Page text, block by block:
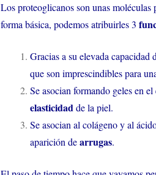
Los proteoglicanos son unas
forma básica, podemos atribuirles 3
Gracias a su elevada capacidad
que son imprescindibles para
Se asocian formando geles en
elasticidad de la piel.
Se asocian al colágeno y al
aparición dearrugas.